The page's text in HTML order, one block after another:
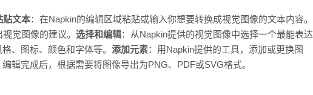
贴文本：在Napkin的编辑区域粘贴或输入你想要转换成视觉图像的文本内容。
觉图像的建议。 选择和编辑：从Napkin提供的视觉图像中选择一个最能表达
、图标、颜色和字体等。 添加元素：用Napkin提供的工具，添加或更换图
编辑完成后，根据需要将图像导出为PNG、PDF或SVG格式。